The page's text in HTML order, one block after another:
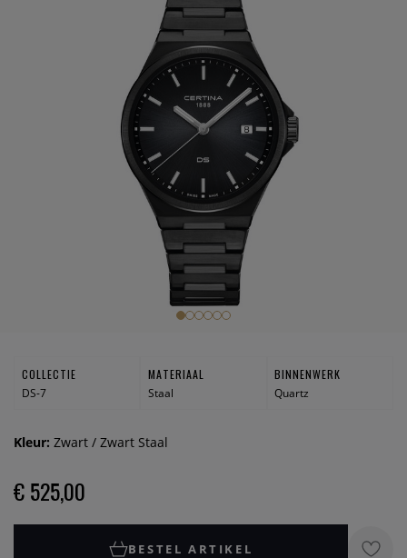
COLLECTIE
DS-7
MATERIAAL
Staal
BINNENWERK
Quartz
Kleur: Zwart / Zwart Staal
€ 525,00
BESTEL ARTIKEL